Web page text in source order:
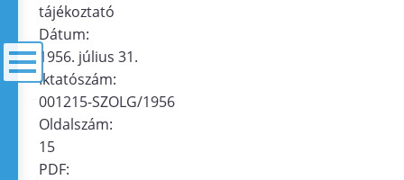
tájékoztató
Dátum:
1956. július 31.
Iktatószám:
001215-SZOLG/1956
Oldalszám:
15
PDF: